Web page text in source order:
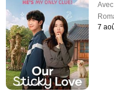
Avec
7